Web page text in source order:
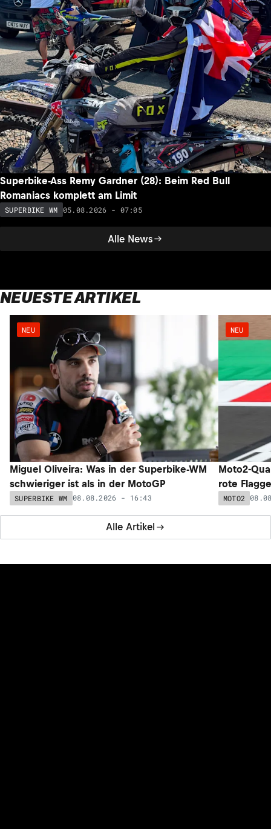
Alle News
Superbike-Ass Remy Gardner (28): Beim Red Bull
Romaniacs komplett am Limit
SUPERBIKE WM 05.08.2026 - 07:05
NEUESTE ARTIKEL
Alle Artikel
NEU
Miguel Oliveira: Was in der Superbike-WM
schwieriger ist als in der MotoGP
SUPERBIKE WM 08.08.2026 - 16:43
NEU
Moto2-
rote
MOTO2